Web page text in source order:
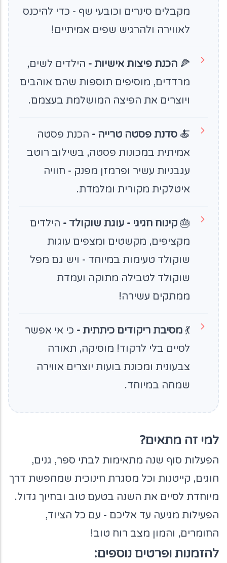
מקבלים סינרים וכובעי שף - כדי להיכנס
לאווירה ולהרגיש שפים אמיתיים!
🍕 הכנת פיצות אישיות - הילדים לשים,
מרדדים, מוסיפים תוספות שהם אוהבים
ויוצרים את הפיצה המושלמת בעצמם.
🍝 סדנת פסטה טרייה - הכנת פסטה
אמיתית במכונות פסטה, בשילוב רוטב
עגבניות עשיר ופרמזן מפנק - חוויה
איטלקית מקורית ומלמדת.
🎂 קינוח חגיגי - עוגת שוקולד - הילדים
מקציפים, מקשטים ומצפים עוגות
שוקולד טעימות במיוחד - ויש גם מפל
שוקולד לטבילה מתוקה ועמדת
ממתקים עשירה!
💃 מסיבת ריקודים כיתתית - כי אי אפשר
לסיים בלי לרקוד! מוסיקה, תאורה
צבעונית ומכונת בועות יוצרים אווירה
שמחה במיוחד.
למי זה מתאים?
הפעלות סוף שנה מתאימות לבתי ספר, גנים,
חוגים, קייטנות וכל מסגרת חינוכית שמחפשת דרך
מיוחדת לסיים את השנה בטעם טוב ובחיוך גדול.
הפעילות מגיעה עד אליכם - עם כל הציוד,
החומרים, והמון מצב רוח טוב!
להזמנות ופרטים נוספים: